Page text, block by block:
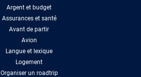
Argent et budget
Assurances et santé
Avant de partir
Avion
Langue et lexique
Logement
Organiser un roadtrip